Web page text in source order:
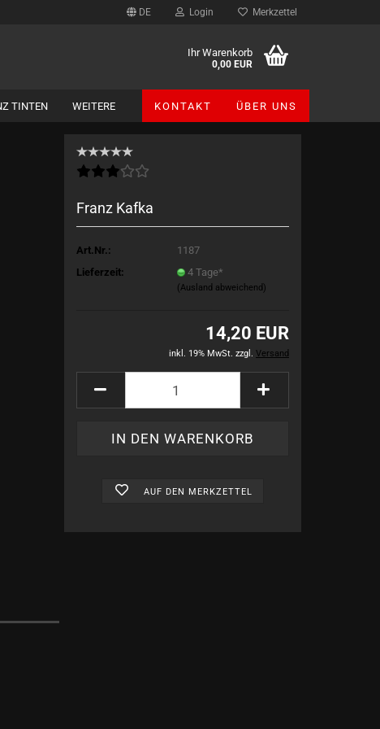
DE Login Merkzettel
Ihr Warenkorb
0,00 EUR
TINTEN KONTAKT ÜBER UNS
WEITERE
Jahreszeiten
Hexen und Zauberer
Schreibgeräte
Franz Kafka
Art.Nr.:
1187
Lieferzeit:
4 Tage*
(Ausland abweichend)
14,20 EUR
inkl. 19% MwSt. zzgl. Versand
AUF DEN MERKZETTEL